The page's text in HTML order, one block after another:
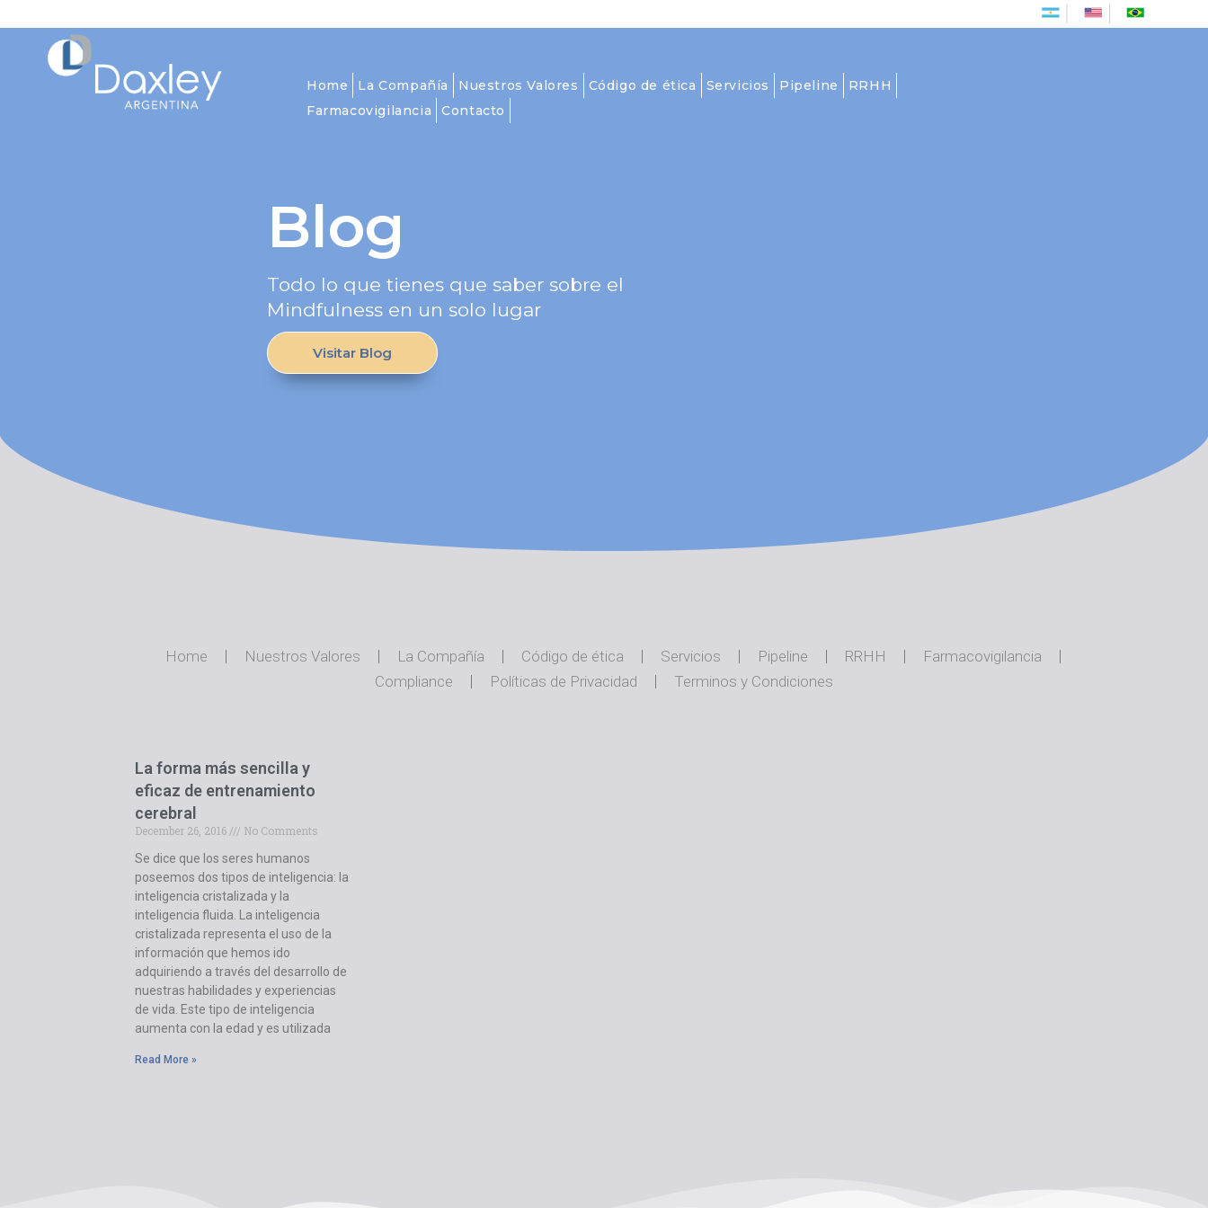
Home La Compañía Nuestros Valores Código de ética Servicios Pipeline
RRHH
Farmacovigilancia
Contacto
Blog
Todo lo que tienes que saber sobre el
Mindfulness en un solo lugar
Visitar Blog
Home Nuestros Valores La Compañía Código de ética Servicios Pipeline RRHH
Farmacovigilancia
Compliance
Políticas de Privacidad Terminos y Condiciones
La forma más sencilla y
eficaz de entrenamiento
cerebral
December 26, 2016
No Comments
Se dice que los seres humanos
poseemos dos tipos de inteligencia: la
inteligencia cristalizada y la
inteligencia fluida. La inteligencia
cristalizada representa el uso de la
información que hemos ido
adquiriendo a través del desarrollo de
nuestras habilidades y experiencias
de vida. Este tipo de inteligencia
aumenta con la edad y es utilizada
Read More »